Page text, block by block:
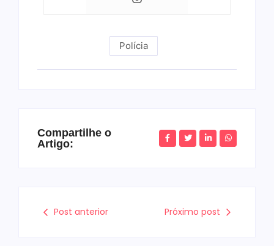
Polícia
Compartilhe o
Artigo:
Post anterior Próximo post